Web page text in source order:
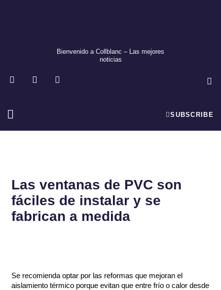
Bienvenido a Collblanc – Las mejores
noticias
F
b
o
T
r
I
r
SUBSCRIBE
Las ventanas de PVC son
fáciles de instalar y se
fabrican a medida
Se recomienda optar por las reformas que mejoran el
aislamiento térmico porque evitan que entre frío o calor desde